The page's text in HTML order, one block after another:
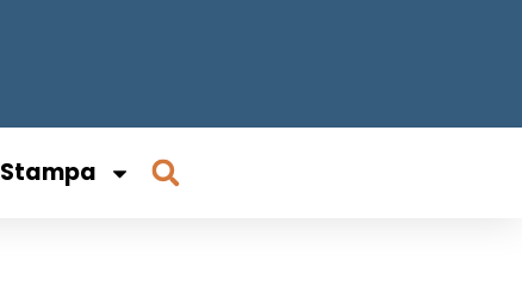
Stampa